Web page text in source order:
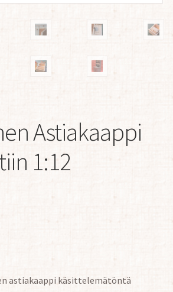
Astiakaappi
1:12
astiakaappi käsittelemätöntä